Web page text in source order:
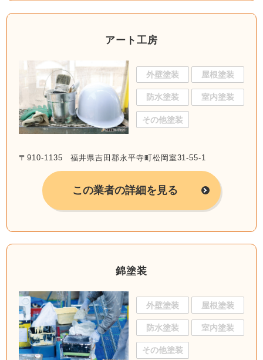
アート工房
外壁塗装 屋根塗装
防水塗装 室内塗装
その他塗装
〒910-1135 福井県吉田郡永平寺町松岡室31-55-1
この業者の詳細を見る
錦塗装
外壁塗装 屋根塗装
防水塗装 室内塗装
その他塗装